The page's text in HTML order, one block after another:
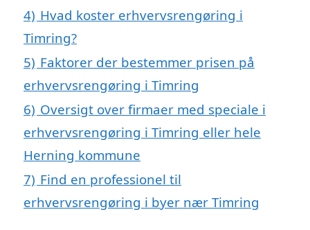
4) Hvad koster erhvervsrengøring i
Timring?
5) Faktorer der bestemmer prisen på
erhvervsrengøring i Timring
6) Oversigt over firmaer med speciale i
erhvervsrengøring i Timring eller hele
Herning kommune
7) Find en professionel til
erhvervsrengøring i byer nær Timring